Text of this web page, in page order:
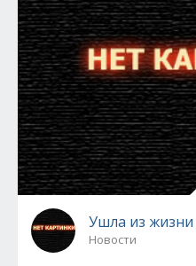
Ушла из
Новости